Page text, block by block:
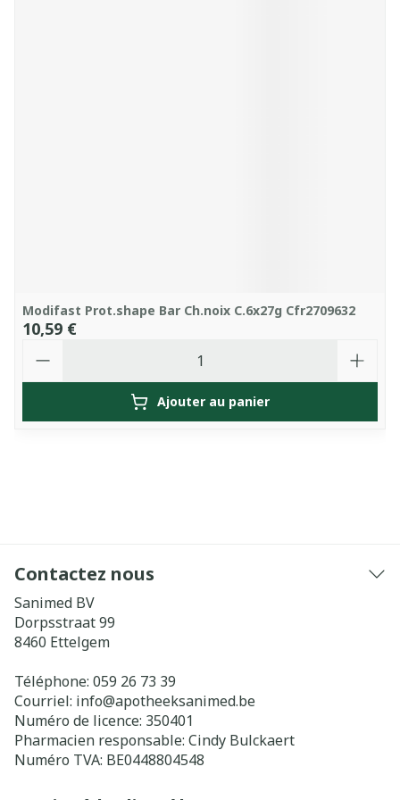
Modifast Prot.shape Bar Ch.noix C.6x27g Cfr2709632
10,59 €
Ajouter au panier
Contactez nous
Sanimed BV
Dorpsstraat 99
8460 Ettelgem
Téléphone: 059 26 73 39
Courriel: info@apotheeksanimed.be
Numéro de licence: 350401
Pharmacien responsable: Cindy Bulckaert
Numéro TVA: BE0448804548